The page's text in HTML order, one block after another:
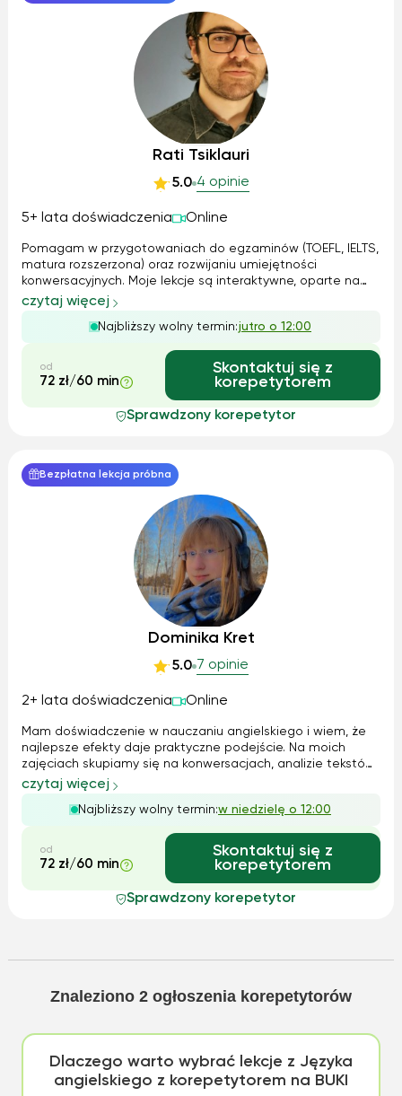
Rati Tsiklauri
5.0 4 opinie
5+ lata doświadczenia Online
Pomagam w przygotowaniach do egzaminów (TOEFL, IELTS,
matura rozszerzona) oraz rozwijaniu umiejętności
konwersacyjnych. Moje lekcje są interaktywne, oparte na
realnych kontekstach i dostosowane do indywidualnych
celów ucznia. Wspieram rozwój krytycznego myślenia i
płynności językowej, co sprawia, że...
czytaj więcej
Najbliższy wolny termin:jutro o 12:00
od
72 zł/60 min
Skontaktuj się z
korepetytorem
Sprawdzony korepetytor
Bezpłatna lekcja próbna
Dominika Kret
5.0 7 opinie
2+ lata doświadczenia Online
Mam doświadczenie w nauczaniu angielskiego i wiem, że
najlepsze efekty daje praktyczne podejście. Na moich
zajęciach skupiamy się na konwersacjach, analizie tekstów
i ćwiczeniach, które pozwalają lepiej przyswoić język.
Przygotowuję uczniów do egzaminów, pomagając im
osiągnąć wysokie wyniki. Dbam o ...
czytaj więcej
Najbliższy wolny termin:w niedzielę o 12:00
od
72 zł/60 min
Skontaktuj się z
korepetytorem
Sprawdzony korepetytor
Znaleziono 2 ogłoszenia korepetytorów
Dlaczego warto wybrać lekcje z Języka
angielskiego z korepetytorem na BUKI